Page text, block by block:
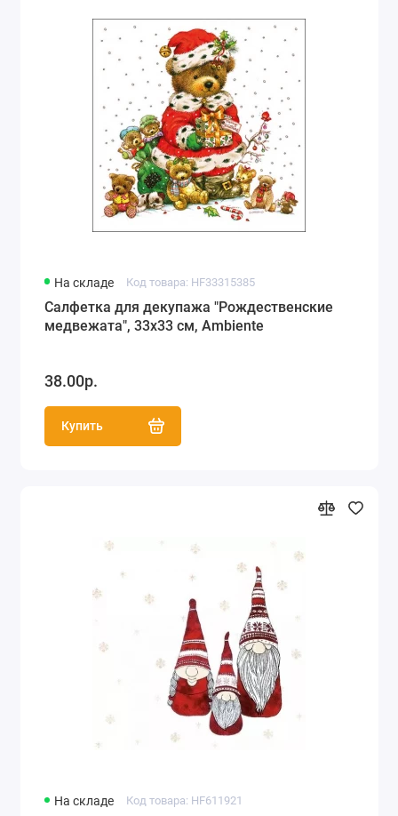
На складе Код товара: HF33315385
Салфетка для декупажа "Рождественские
медвежата", 33х33 см, Ambiente
38.00р.
Купить
На складе Код товара: HF611921